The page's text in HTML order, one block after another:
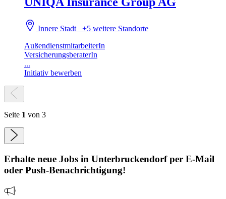
Innere Stadt+5 weitere Standorte
AußendienstmitarbeiterIn
VersicherungsberaterIn
...
Initiativ bewerben
Seite 1 von 3
Erhalte neue Jobs in Unterbruckendorfper E-Mail
oder Push-Benachrichtigung!